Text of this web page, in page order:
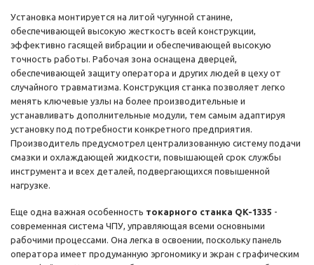
Установка монтируется на литой чугунной станине,
обеспечивающей высокую жесткость всей конструкции,
эффективно гасящей вибрации и обеспечивающей высокую
точность работы. Рабочая зона оснащена дверцей,
обеспечивающей защиту оператора и других людей в цеху от
случайного травматизма. Конструкция станка позволяет легко
менять ключевые узлы на более производительные и
устанавливать дополнительные модули, тем самым адаптируя
установку под потребности конкретного предприятия.
Производитель предусмотрел централизованную систему подачи
смазки и охлаждающей жидкости, повышающей срок службы
инструмента и всех деталей, подвергающихся повышенной
нагрузке.
Еще одна важная особенность токарного станка QK-1335 -
современная система ЧПУ, управляющая всеми основными
рабочими процессами. Она легка в освоении, поскольку панель
оператора имеет продуманную эргономику и экран с графическим